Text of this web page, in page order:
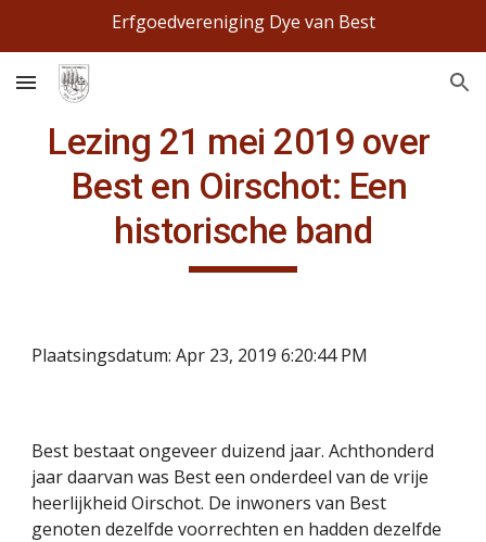
Erfgoedvereniging Dye van Best
Lezing 21 mei 2019 over
Best en Oirschot: Een
historische band
Plaatsingsdatum: Apr 23, 2019 6:20:44 PM
Best bestaat ongeveer duizend jaar. Achthonderd
jaar daarvan was Best een onderdeel van de vrije
heerlijkheid Oirschot. De inwoners van Best
genoten dezelfde voorrechten en hadden dezelfde